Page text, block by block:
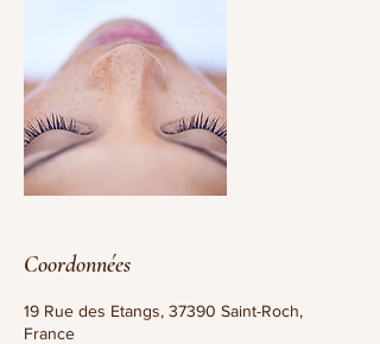
Coordonnées
19 Rue des Etangs, 37390 Saint-Roch,
France